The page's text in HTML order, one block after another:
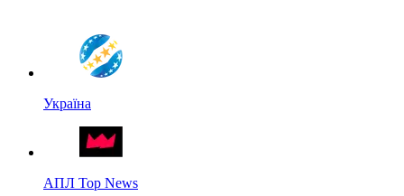
Україна
АПЛ Top News